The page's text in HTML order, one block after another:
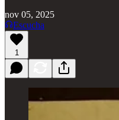
nov 05, 2025
Escucha
1